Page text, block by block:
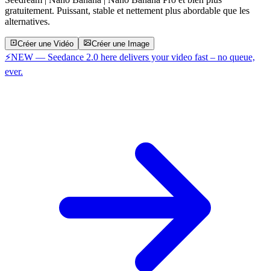
gratuitement. Puissant, stable et nettement plus abordable que les
alternatives.
Créer une Vidéo Créer une Image
⚡NEW — Seedance 2.0 here delivers your video fast – no queue,
ever.